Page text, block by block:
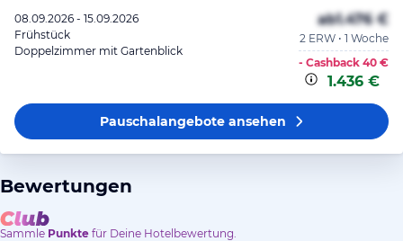
08.09.2026 - 15.09.2026
Frühstück
Doppelzimmer mit Gartenblick
ab1.476 €
2 ERW • 1 Woche
- Cashback 40 €
1.436 €
Pauschalangeboteansehen
Bewertungen
Sammle Punkte für Deine Hotelbewertung.